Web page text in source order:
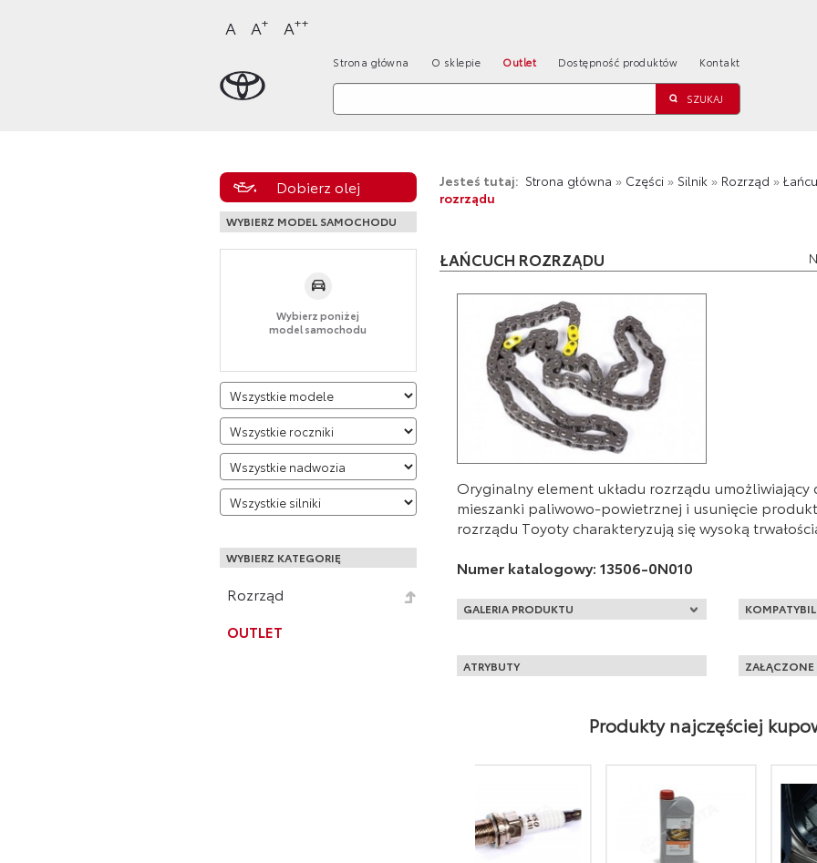
do
strony
do
menu
do
treści
do
strony
A A+ A++
Strona główna O sklepie Outlet Dostępność produktów Kontakt
Dobierz olej
WYBIERZ MODEL SAMOCHODU
Wybierz poniżej
model samochodu
WYBIERZ KATEGORIĘ
Rozrząd
OUTLET
Jesteś tutaj: Strona główna » Części » Silnik » Rozrząd »
rozrządu
ŁAŃCUCH ROZRZĄDU
Oryginalny element układu rozrządu umożliwiający
mieszanki paliwowo-powietrznej i usunięcie
rozrządu Toyoty charakteryzują się wysoką
Numer katalogowy: 13506-0N010
GALERIA PRODUKTU
Corolla
01/2004 -
Yaris
08/2005 -
ATRYBUTY ZAŁĄCZONE
Produkty najczęściej